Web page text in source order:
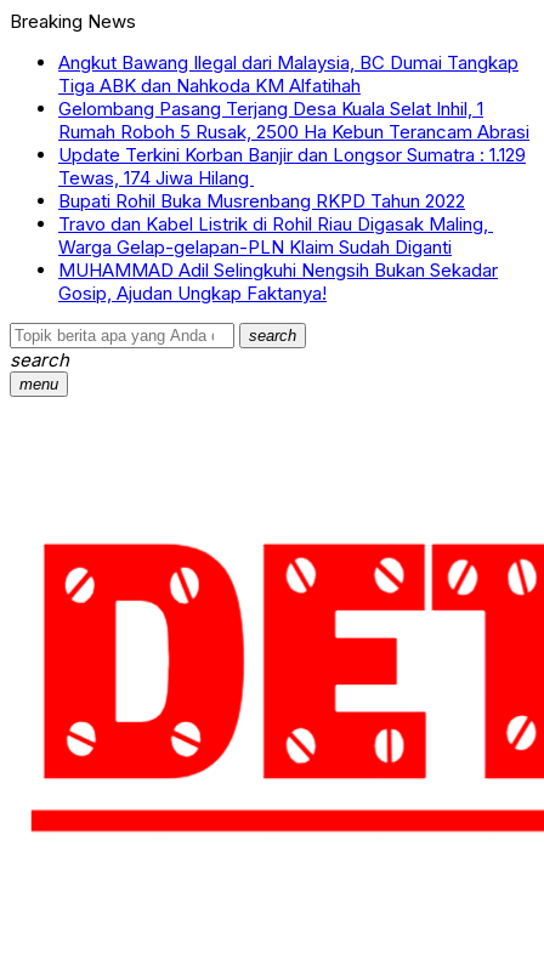
Breaking News
Angkut Bawang Ilegal dari Malaysia, BC Dumai Tangkap
Tiga ABK dan Nahkoda KM Alfatihah
Gelombang Pasang Terjang Desa Kuala Selat Inhil, 1
Rumah Roboh 5 Rusak, 2500 Ha Kebun Terancam Abrasi
Update Terkini Korban Banjir dan Longsor Sumatra : 1.129
Tewas, 174 Jiwa Hilang
Bupati Rohil Buka Musrenbang RKPD Tahun 2022
Travo dan Kabel Listrik di Rohil Riau Digasak Maling,
Warga Gelap-gelapan-PLN Klaim Sudah Diganti
MUHAMMAD Adil Selingkuhi Nengsih Bukan Sekadar
Gosip, Ajudan Ungkap Faktanya!
search
search
menu